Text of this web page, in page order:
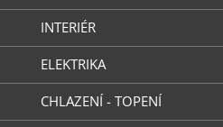
INTERIÉR
ELEKTRIKA
CHLAZENÍ - TOPENÍ